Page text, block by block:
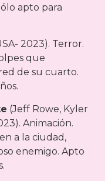
apto para
2023). Terror.
que
de su cuarto.
(Jeff Rowe, Kyler
Animación.
a la ciudad,
enemigo. Apto